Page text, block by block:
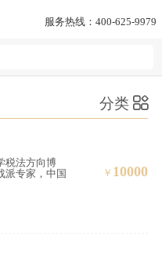
服务热线：400-625-9979
分类
税法方向博
派专家，中国
￥ 10000